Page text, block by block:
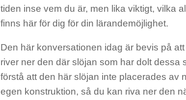
tiden inse vem du är, men lika viktigt, vilka
finns här för dig för din lärandemöjlighet.
Den här konversationen idag är bevis på
river ner den där slöjan som har dolt dessa
förstå att den här slöjan inte placerades av
egen konstruktion, så du kan riva ner den